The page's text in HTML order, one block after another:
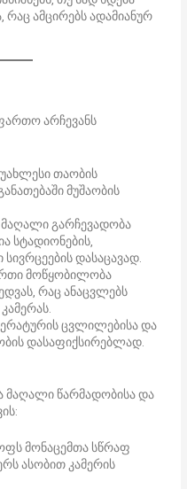
ამცირებს ადამიანურ
არჩევანს
თაობის
მუშაობის
გარჩევადობა
სტადიონების,
დასაცავად.
მოწყობილობა
რაც ანაცვლებს
ცვლილებისა და
დასაფიქსირებლად.
მაღალი წარმადობისა და
მონაცემთა სწრაფ
ასობით კამერის